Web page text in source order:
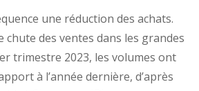
une réduction des achats.
chute des ventes dans les grandes
trimestre 2023, les volumes ont
à l’année dernière, d’après